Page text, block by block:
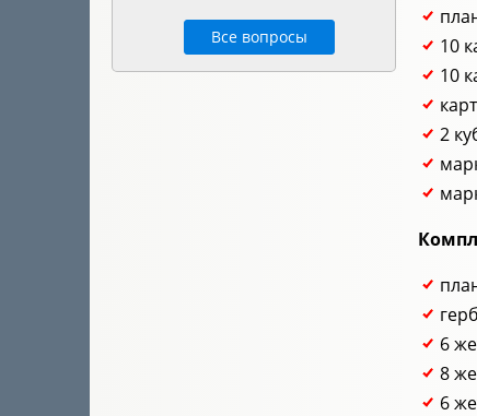
10
10
2
6
8
6
Все вопросы